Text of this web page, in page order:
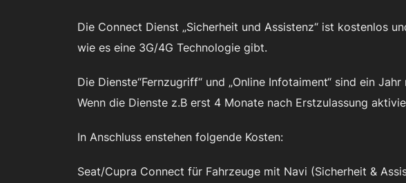
Die Connect Dienst „Sicherheit und Assistenz“ ist kostenlos
wie es eine 3G/4G Technologie gibt.
Die Dienste“Fernzugriff“ und „Online Infotaiment“ sind ein
Wenn die Dienste z.B erst 4 Monate nach Erstzulassung
In Anschluss enstehen folgende Kosten:
Seat/Cupra Connect für Fahrzeuge mit Navi (Sicherheit &